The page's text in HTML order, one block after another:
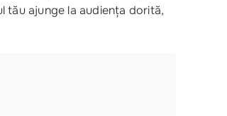
tău ajunge la audiența dorită,